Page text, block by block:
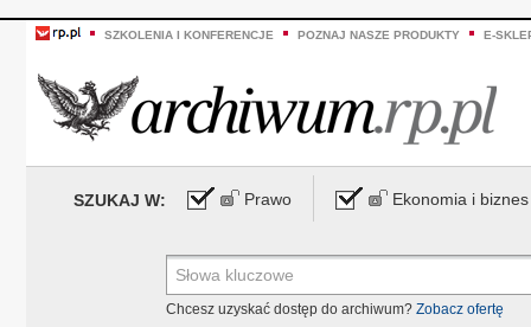
SZKOLENIA I KONFERENCJE POZNAJ NASZE PRODUKTY E-
SZUKAJ W: Prawo Ekonomia i biznes
Chcesz uzyskać dostęp do archiwum? Zobacz ofertę